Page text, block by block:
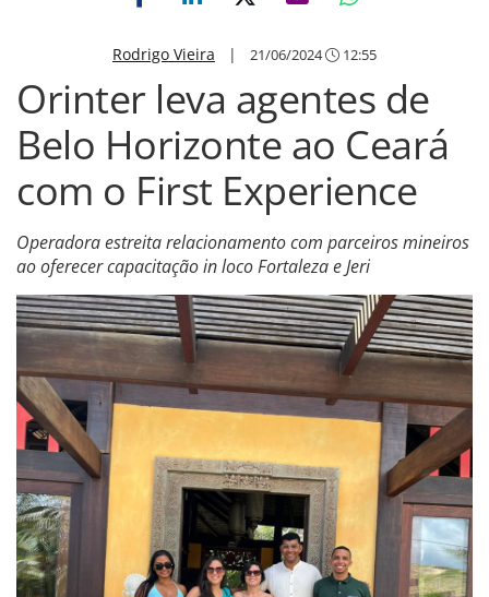
Rodrigo Vieira | 21/06/2024 12:55
Orinter leva agentes de
Belo Horizonte ao Ceará
com o First Experience
Operadora estreita relacionamento com parceiros mineiros
ao oferecer capacitação in loco Fortaleza e Jeri